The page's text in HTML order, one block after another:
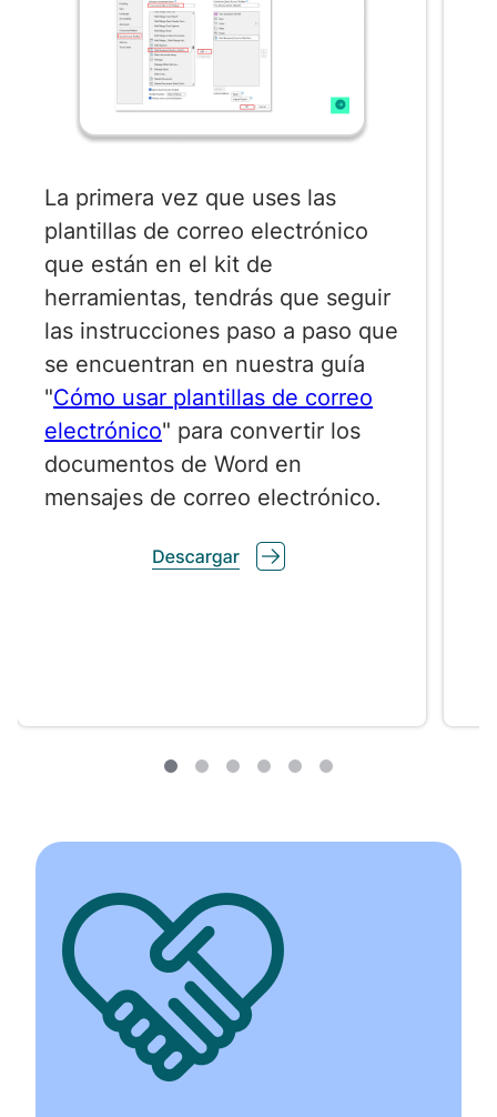
La primera vez que uses las
plantillas de correo electrónico
que están en el kit de
herramientas, tendrás que seguir
las instrucciones paso a paso que
se encuentran en nuestra guía
"Cómo usar plantillas de correo
electrónico" para convertir los
documentos de Word en
mensajes de correo electrónico.